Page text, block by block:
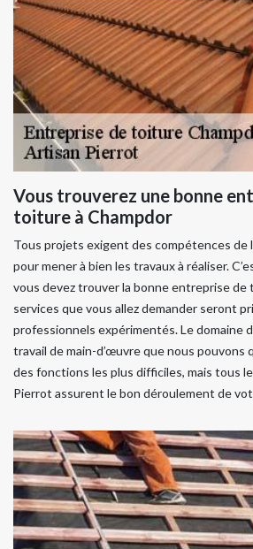
Vous trouverez une bonne
toiture à Champdor
Tous projets exigent des compétences de
pour mener à bien les travaux à réaliser.
vous devez trouver la bonne entreprise de
services que vous allez demander seront
professionnels expérimentés. Le domaine
travail de main-d’œuvre que nous pouvons
des fonctions les plus difficiles, mais tous
Pierrot assurent le bon déroulement de